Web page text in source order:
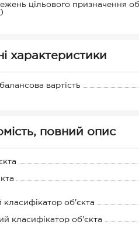
цільового призначення
характеристики
вартість
повний опис
об'єкта
класифікатор об'єкта